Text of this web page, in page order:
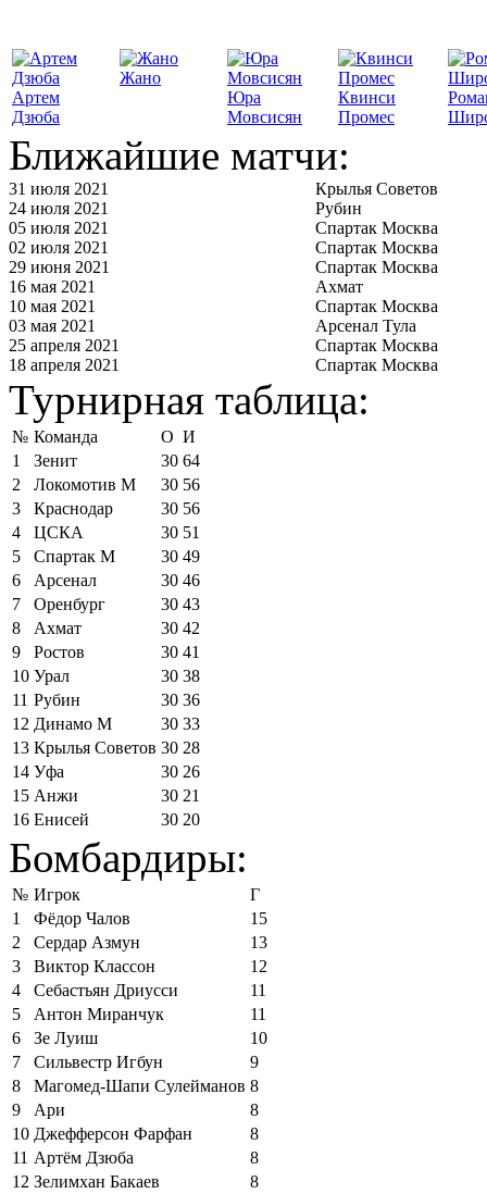
Артем
Дзюба
Жано
Юра
Мовсисян
Квинси
Промес
Ближайшие матчи:
31 июля 2021
Крылья Советов
24 июля 2021
Рубин
05 июля 2021
Спартак Москва
02 июля 2021
Спартак Москва
29 июня 2021
Спартак Москва
16 мая 2021
Ахмат
10 мая 2021
Спартак Москва
03 мая 2021
Арсенал Тула
25 апреля 2021
Спартак Москва
18 апреля 2021
Спартак Москва
Турнирная таблица:
№ Команда О И
1
Зенит 30 64
2
Локомотив М 30 56
3
Краснодар 30 56
4
ЦСКА 30 51
5
Спартак М 30 49
6
Арсенал 30 46
7
Оренбург 30 43
8
Ахмат 30 42
9
Ростов 30 41
10 Урал 30 38
11 Рубин 30 36
12 Динамо М 30 33
13 Крылья Советов 30 28
14 Уфа 30 26
15 Анжи 30 21
16 Енисей 30 20
Бомбардиры:
№ Игрок
Г
1
Фёдор Чалов
15
2
Сердар Азмун
13
3
Виктор Классон
12
4
Себастьян Дриусси
11
5
Антон Миранчук
11
6
Зе Луиш
10
7
Сильвестр Игбун
9
8
Магомед-Шапи Сулейманов 8
9
Ари
8
10 Джефферсон Фарфан
8
11 Артём Дзюба
8
12 Зелимхан Бакаев
8